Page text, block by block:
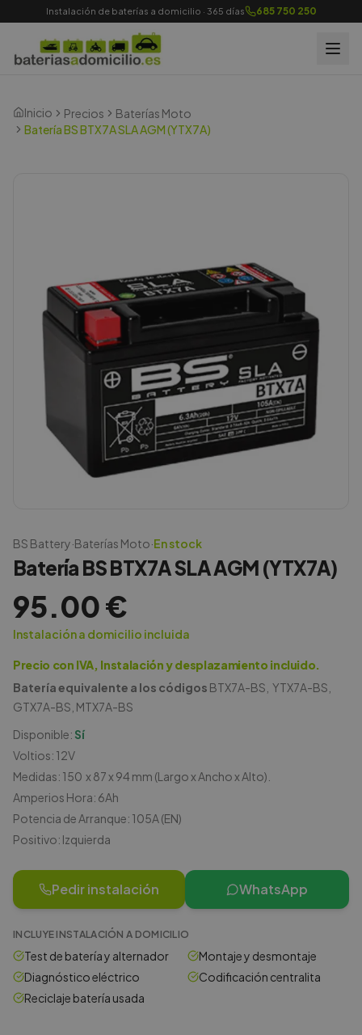
Instalación de baterías a domicilio · 365 días 685 750 250
Inicio Precios
Baterías Moto
Batería BS BTX7A SLA AGM (YTX7A)
BS Battery·Baterías Moto·En stock
Batería BS BTX7A SLA AGM (YTX7A)
95.00€
Instalación a domicilio incluida
Precio con IVA, Instalación y desplazamiento incluido.
Batería equivalente a los códigos BTX7A-BS, YTX7A-BS,
GTX7A-BS, MTX7A-BS
Disponible: Sí
Voltios: 12V
Medidas: 150 x 87 x 94 mm (Largo x Ancho x Alto).
Amperios Hora: 6Ah
Potencia de Arranque: 105A (EN)
Positivo: Izquierda
Pedir instalación WhatsApp
INCLUYE INSTALACIÓN A DOMICILIO
Test de batería y alternador
Montaje y desmontaje
Diagnóstico eléctrico
Codificación centralita
Reciclaje batería usada